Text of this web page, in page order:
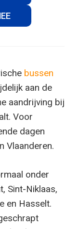
bussen
aan de
aandrijving bij
Voor
dagen
Vlaanderen.
onder
Sint-Niklaas,
en Hasselt.